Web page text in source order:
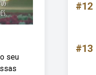
seu
#12
#13